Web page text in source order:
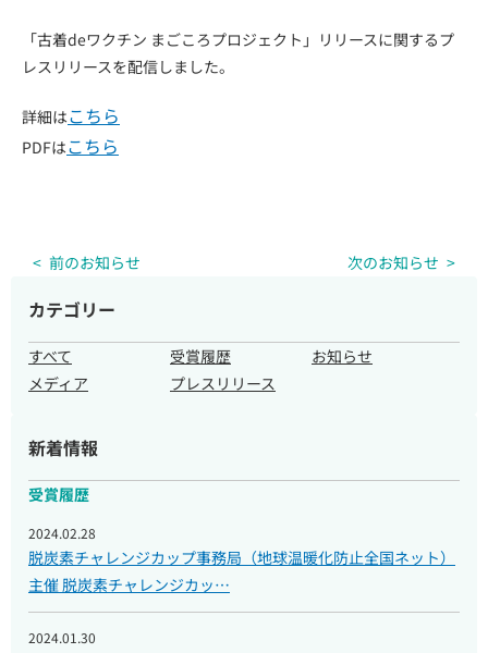
お知らせ
取材のご依頼
「古着deワクチン まごころプロジェクト」リリースに関するプ
レスリリースを配信しました。
詳細はこちら
PDFはこちら
前のお知らせ 次のお知らせ
カテゴリー
すべて 受賞履歴
お知らせ
メディア
プレスリリース
新着情報
受賞履歴
2024.02.28
脱炭素チャレンジカップ事務局（地球温暖化防止全国ネット）
主催 脱炭素チャレンジカッ…
2024.01.30